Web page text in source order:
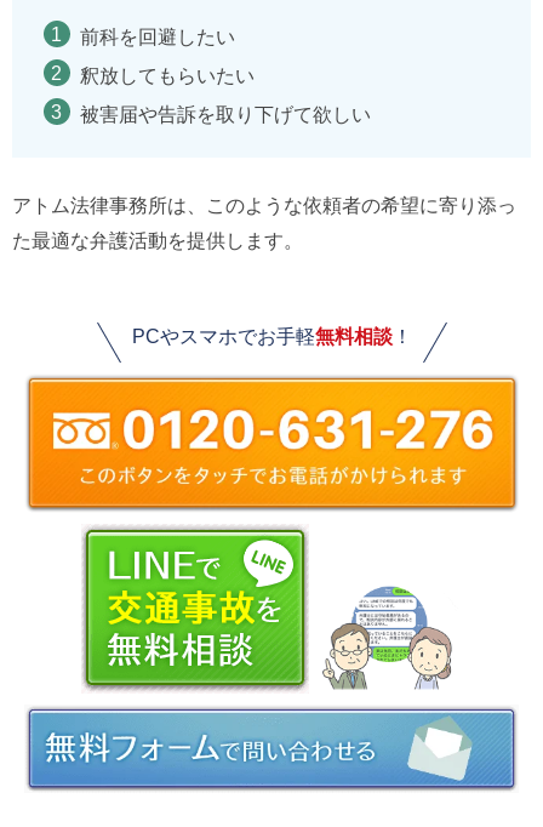
前科を回避したい
釈放してもらいたい
被害届や告訴を取り下げて欲しい
アトム法律事務所は、このような依頼者の希望に寄り添っ
た最適な弁護活動を提供します。
PCやスマホでお手軽無料相談！